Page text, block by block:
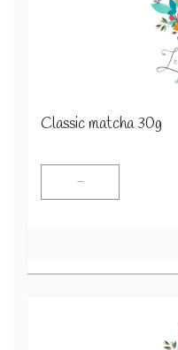
Classic matcha 30g
-